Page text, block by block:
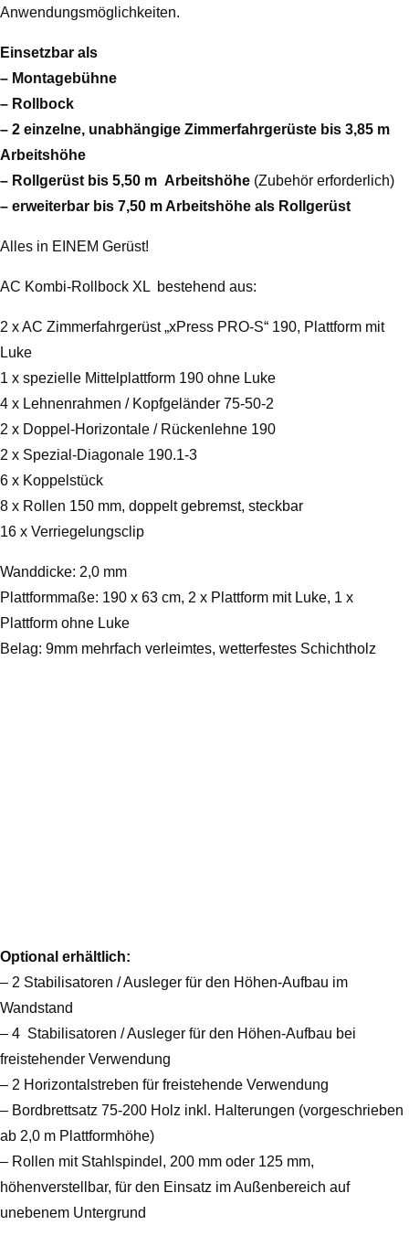
5,50
Anwendungsmöglichkeiten.
Einsetzbar als
– Montagebühne
– Rollbock
– 2 einzelne, unabhängige Zimmerfahrgerüste bis 3,85 m
Arbeitshöhe
– Rollgerüst bis 5,50 m Arbeitshöhe (Zubehör erforderlich)
– erweiterbar bis 7,50 m Arbeitshöhe als Rollgerüst
Alles in EINEM Gerüst!
AC Kombi-Rollbock XL bestehend aus:
2 x AC Zimmerfahrgerüst „xPress PRO-S“ 190, Plattform mit
Luke
1 x spezielle Mittelplattform 190 ohne Luke
4 x Lehnenrahmen / Kopfgeländer 75-50-2
2 x Doppel-Horizontale / Rückenlehne 190
2 x Spezial-Diagonale 190.1-3
6 x Koppelstück
8 x Rollen 150 mm, doppelt gebremst, steckbar
16 x Verriegelungsclip
Wanddicke: 2,0 mm
Plattformmaße: 190 x 63 cm, 2 x Plattform mit Luke, 1 x
Plattform ohne Luke
Belag: 9mm mehrfach verleimtes, wetterfestes Schichtholz
Optional erhältlich:
– 2 Stabilisatoren / Ausleger für den Höhen-Aufbau im
Wandstand
– 4 Stabilisatoren / Ausleger für den Höhen-Aufbau bei
freistehender Verwendung
– 2 Horizontalstreben für freistehende Verwendung
– Bordbrettsatz 75-200 Holz inkl. Halterungen (vorgeschrieben
ab 2,0 m Plattformhöhe)
– Rollen mit Stahlspindel, 200 mm oder 125 mm,
höhenverstellbar, für den Einsatz im Außenbereich auf
unebenem Untergrund